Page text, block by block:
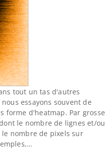
tout un tas d'autres
essayons souvent de
forme d'heatmap. Par grosse
le nombre de lignes et/​ou
nombre de pixels sur